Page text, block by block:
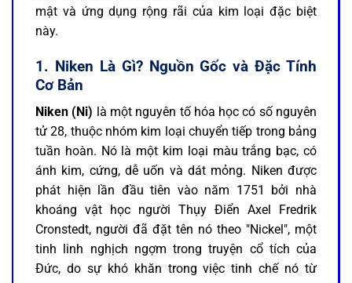
mật và ứng dụng rộng rãi của kim loại đặc biệt
này.
1. Niken Là Gì? Nguồn Gốc và Đặc Tính
Cơ Bản
Niken (Ni) là một nguyên tố hóa học có số nguyên
tử 28, thuộc nhóm kim loại chuyển tiếp trong bảng
tuần hoàn. Nó là một kim loại màu trắng bạc, có
ánh kim, cứng, dễ uốn và dát mỏng. Niken được
phát hiện lần đầu tiên vào năm 1751 bởi nhà
khoáng vật học người Thụy Điển Axel Fredrik
Cronstedt, người đã đặt tên nó theo "Nickel", một
tinh linh nghịch ngợm trong truyện cổ tích của
Đức, do sự khó khăn trong việc tinh chế nó từ